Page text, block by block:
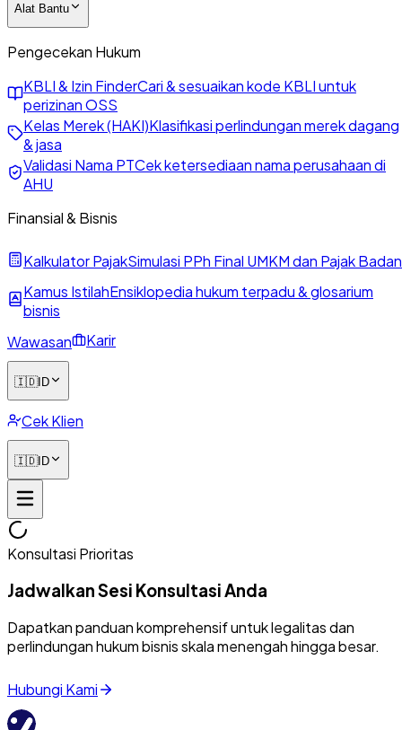
Alat Bantu
Pengecekan Hukum
KBLI & Izin FinderCari & sesuaikan kode KBLI untuk
perizinan OSS
Kelas Merek (HAKI)Klasifikasi perlindungan merek dagang
& jasa
Validasi Nama PTCek ketersediaan nama perusahaan di
AHU
Finansial & Bisnis
Kalkulator PajakSimulasi PPh Final UMKM dan Pajak Badan
Kamus IstilahEnsiklopedia hukum terpadu & glosarium
bisnis
Wawasan
Karir
🇮🇩ID
Cek Klien
🇮🇩ID
Konsultasi Prioritas
Jadwalkan Sesi Konsultasi Anda
Dapatkan panduan komprehensif untuk legalitas dan
perlindungan hukum bisnis skala menengah hingga besar.
Hubungi Kami